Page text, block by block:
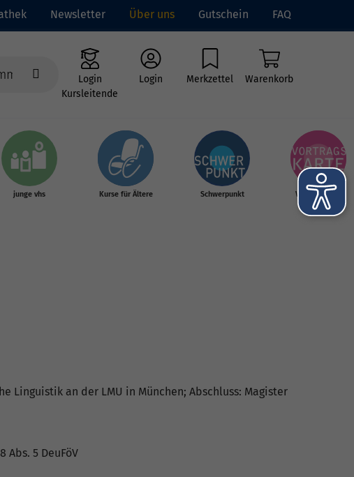
Newsletter Über uns Gutschein FAQ
Login
Kursleitende
Login Merkzettel Warenkorb
junge vhs Kurse für Ältere Schwerpunkt Vortragskarte
Linguistik an der LMU in München; Abschluss: Magister
5 DeuFöV